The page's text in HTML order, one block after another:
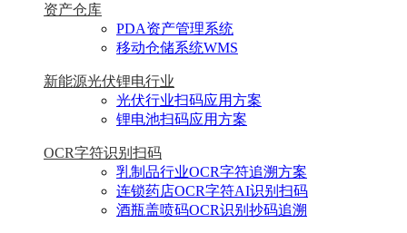
资产仓库
PDA资产管理系统
移动仓储系统WMS
新能源光伏锂电行业
光伏行业扫码应用方案
锂电池扫码应用方案
OCR字符识别扫码
乳制品行业OCR字符追溯方案
连锁药店OCR字符AI识别扫码
酒瓶盖喷码OCR识别抄码追溯